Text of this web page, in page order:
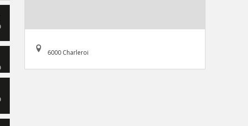
6000 Charleroi